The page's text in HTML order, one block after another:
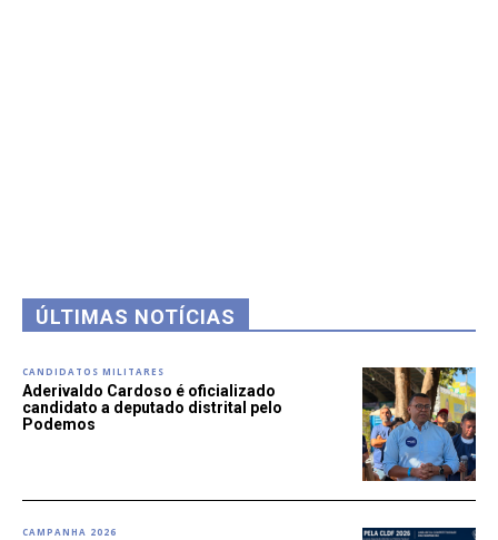
ÚLTIMAS NOTÍCIAS
CANDIDATOS MILITARES
Aderivaldo Cardoso é oficializado
candidato a deputado distrital pelo
Podemos
CAMPANHA 2026